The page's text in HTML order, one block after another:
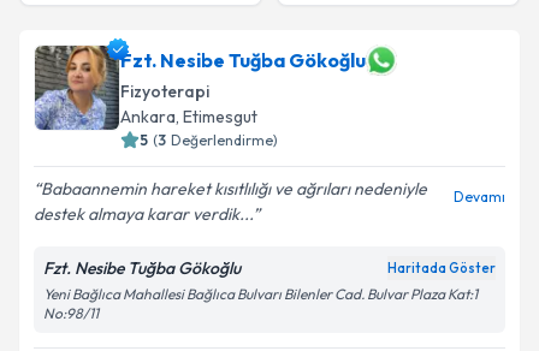
Fzt. Nesibe Tuğba Gökoğlu
Fizyoterapi
Ankara, Etimesgut
5 (3 Değerlendirme)
Babaannemin hareket kısıtlılığı ve ağrıları nedeniyle
destek almaya karar verdik...
Devamı
Fzt. Nesibe Tuğba Gökoğlu Haritada Göster
Yeni Bağlıca Mahallesi Bağlıca Bulvarı Bilenler Cad. Bulvar Plaza Kat:1
No:98/11